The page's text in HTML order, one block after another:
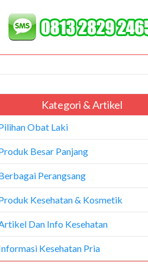
Kategori & Artikel
Obat Laki
Besar Panjang
Perangsang
Kesehatan & Kosmetik
Dan Info Kesehatan
Kesehatan Pria